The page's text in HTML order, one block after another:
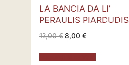
LA BANCIA DA LI’
PERAULIS PIARDUDIS
12,00€ Il
prezzo
era:
12,00 €.
8,00 €Il
è:
8,00 €.